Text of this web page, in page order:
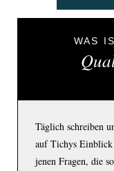
WAS
Täglich schreiben
auf Tichys
jenen Fragen, die